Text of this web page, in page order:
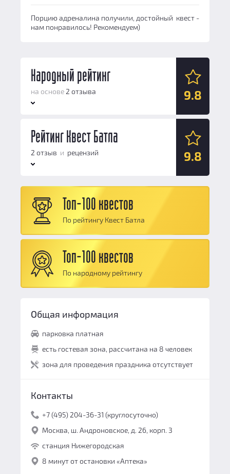
Порцию адреналина получили, достойный квест -
нам понравилось! Рекомендуем)
Народный рейтинг
на основе 2 отзыва 9.8
Антураж: 10
Логические задачи:
Сюжет:
Персонал и безопасность:
Общий балл:
Рейтинг Квест Батла
2 отзыв и рецензий 9.8
Логические задачи:
Персонал и безопасность:
Общий балл:
Топ-100 квестов
По рейтингу Квест Батла
Топ-100 квестов
По народному рейтингу
Общая информация
парковка платная
есть гостевая зона, рассчитана на 8 человек
зона для проведения праздника отсутствует
Контакты
+7 (495) 204-36-31 (круглосуточно)
Москва, ш. Андроновское, д. 26, корп. 3
станция Нижегородская
8 минут от остановки «Аптека»